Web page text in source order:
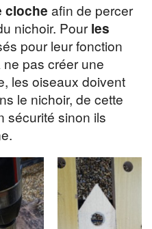
cloche afin de percer
nichoir. Pourles
pour leur fonction
pas créer une
les oiseaux doivent
le nichoir, de cette
sécurité sinon ils